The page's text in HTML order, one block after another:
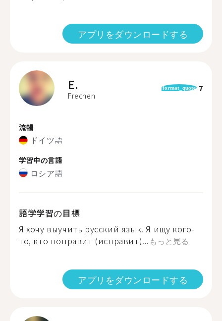
アプリをダウンロードする
E.
Frechen
format_quote 7
流暢
ドイツ語
学習中の言語
ロシア語
語学学習の目標
Я хочу выучить русский язык. Я ищу кого-
то, кто поправит (исправит)... もっと見る
アプリをダウンロードする